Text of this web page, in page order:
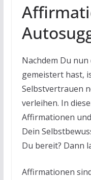
Nachdem Du
gemeistert hast,
Selbstvertrauen
verleihen. In
Affirmationen
Dein
Du bereit? Dann
Affirmationen